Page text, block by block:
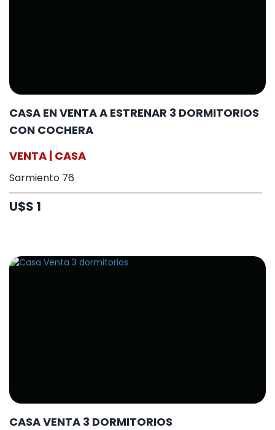
CASA EN VENTA A ESTRENAR 3 DORMITORIOS
CON COCHERA
VENTA | CASA
Sarmiento 76
U$S 1
CASA VENTA 3 DORMITORIOS